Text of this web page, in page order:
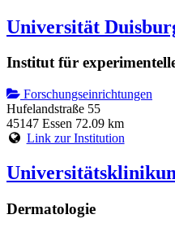
Universität
Institut für
Forschungseinrichtungen
Hufelandstraße 55
45147 Essen 72.09 km
Link zur Institution
Dermatologie